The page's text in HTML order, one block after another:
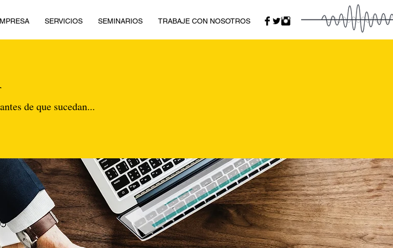
SERVICIOS SEMINARIOS TRABAJE CON NOSOTROS
de que sucedan...